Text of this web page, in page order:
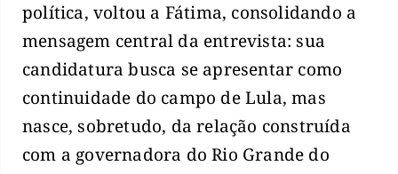
política, voltou a Fátima, consolidando a
mensagem central da entrevista: sua
candidatura busca se apresentar como
continuidade do campo de Lula, mas
nasce, sobretudo, da relação construída
com a governadora do Rio Grande do